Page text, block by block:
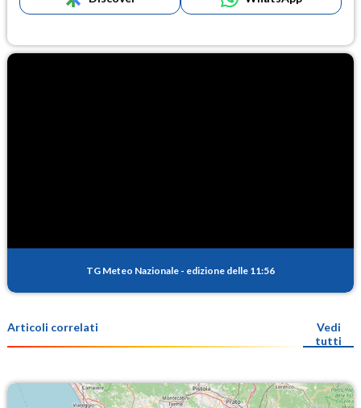
TG Meteo Nazionale - edizione delle 11:56
Articoli correlati
Vedi
tutti